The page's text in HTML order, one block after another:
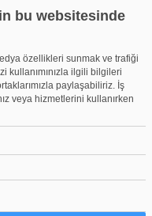
bu websitesinde
özellikleri sunmak ve trafiği
kullanımınızla ilgili bilgileri
paylaşabiliriz. İş
veya hizmetlerini kullanırken